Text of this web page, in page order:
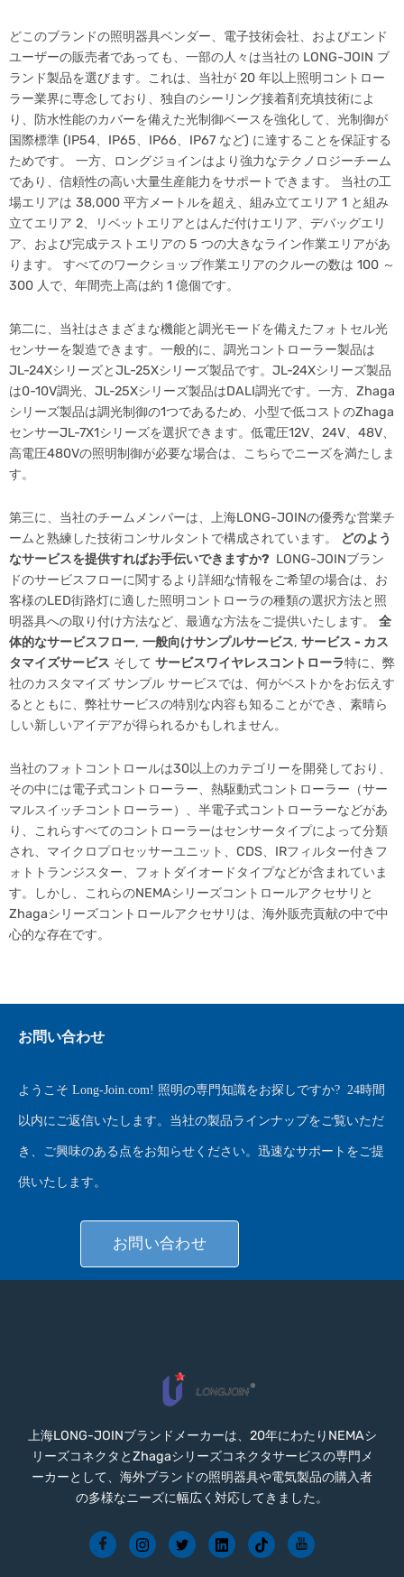
どこのブランドの照明器具ベンダー、電子技術会社、およびエンド
ユーザーの販売者であっても、一部の人々は当社の LONG-JOIN ブ
ランド製品を選びます。これは、当社が 20 年以上照明コントロー
ラー業界に専念しており、独自のシーリング接着剤充填技術によ
り、防水性能のカバーを備えた光制御ベースを強化して、光制御が
国際標準 (IP54、IP65、IP66、IP67 など) に達することを保証する
ためです。 一方、ロングジョインはより強力なテクノロジーチーム
であり、信頼性の高い大量生産能力をサポートできます。 当社の工
場エリアは 38,000 平方メートルを超え、組み立てエリア 1 と組み
立てエリア 2、リベットエリアとはんだ付けエリア、デバッグエリ
ア、および完成テストエリアの 5 つの大きなライン作業エリアがあ
ります。 すべてのワークショップ作業エリアのクルーの数は 100 ～
300 人で、年間売上高は約 1 億個です。
第二に、当社はさまざまな機能と調光モードを備えたフォトセル光
センサーを製造できます。一般的に、調光コントローラー製品は
JL-24XシリーズとJL-25Xシリーズ製品です。JL-24Xシリーズ製品
は0-10V調光、JL-25Xシリーズ製品はDALI調光です。一方、Zhaga
シリーズ製品は調光制御の1つであるため、小型で低コストのZhaga
センサーJL-7X1シリーズを選択できます。低電圧12V、24V、48V、
高電圧480Vの照明制御が必要な場合は、こちらでニーズを満たしま
す。
第三に、当社のチームメンバーは、上海LONG-JOINの優秀な営業チ
ームと熟練した技術コンサルタントで構成されています。
どのよう
なサービスを提供すればお手伝いできますか? LONG-JOINブラン
ドのサービスフローに関するより詳細な情報をご希望の場合は、お
客様のLED街路灯に適した照明コントローラの種類の選択方法と照
明器具への取り付け方法など、最適な方法をご提供いたします。 全
体的なサービスフロー, 一般向けサンプルサービス, サービス - カス
タマイズサービス そして サービスワイヤレスコントローラ特に、弊
社のカスタマイズ サンプル サービスでは、何がベストかをお伝えす
るとともに、弊社サービスの特別な内容も知ることができ、素晴ら
しい新しいアイデアが得られるかもしれません。
当社のフォトコントロールは30以上のカテゴリーを開発しており、
その中には電子式コントローラー、熱駆動式コントローラー（サー
マルスイッチコントローラー）、半電子式コントローラーなどがあ
り、これらすべてのコントローラーはセンサータイプによって分類
され、マイクロプロセッサーユニット、CDS、IRフィルター付きフ
ォトトランジスター、フォトダイオードタイプなどが含まれていま
す。しかし、これらのNEMAシリーズコントロールアクセサリと
Zhagaシリーズコントロールアクセサリは、海外販売貢献の中で中
心的な存在です。
お問い合わせ
ようこそ Long-Join.com! 照明の専門知識をお探しですか? 24時間
以内にご返信いたします。当社の製品ラインナップをご覧いただ
き、ご興味のある点をお知らせください。迅速なサポートをご提
供いたします。
お問い合わせ
上海LONG-JOINブランドメーカーは、20年にわたりNEMAシ
リーズコネクタとZhagaシリーズコネクタサービスの専門メ
ーカーとして、海外ブランドの照明器具や電気製品の購入者
の多様なニーズに幅広く対応してきました。